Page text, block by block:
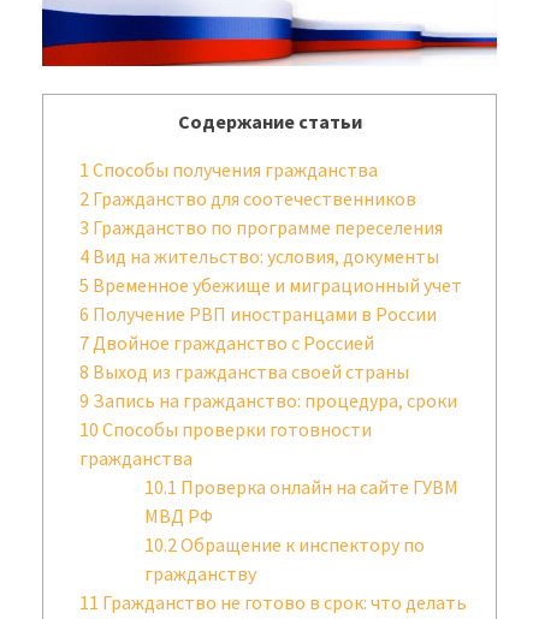
Содержание статьи
1 Способы получения гражданства
2 Гражданство для соотечественников
3 Гражданство по программе переселения
4 Вид на жительство: условия, документы
5 Временное убежище и миграционный учет
6 Получение РВП иностранцами в России
7 Двойное гражданство с Россией
8 Выход из гражданства своей страны
9 Запись на гражданство: процедура, сроки
10 Способы проверки готовности
гражданства
10.1 Проверка онлайн на сайте ГУВМ
МВД РФ
10.2 Обращение к инспектору по
гражданству
11 Гражданство не готово в срок: что делать